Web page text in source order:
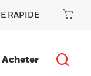
RAPIDE
Acheter